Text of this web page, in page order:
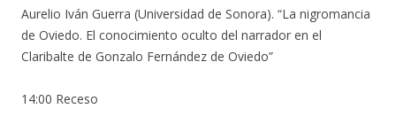
Aurelio Iván Guerra (Universidad de Sonora). “La nigromancia
de Oviedo. El conocimiento oculto del narrador en el
Claribalte de Gonzalo Fernández de Oviedo”
14:00 Receso